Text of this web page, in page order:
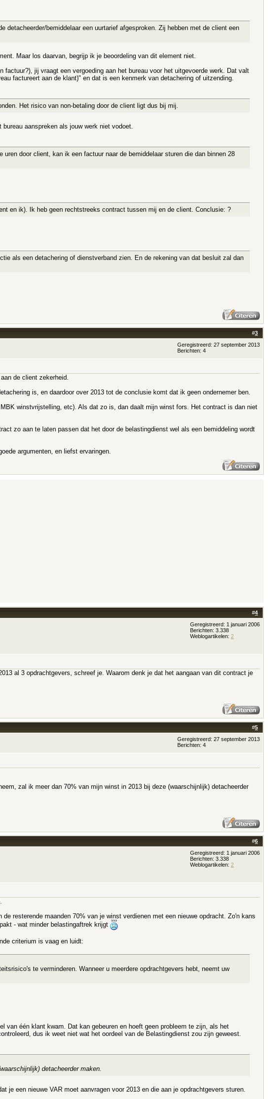
bemiddelaar een uurtarief afgesproken. Zij hebben met de client een
Maar los daarvan, begrijp ik je beoordeling van dit element niet.
jij vraagt een vergoeding aan het bureau voor het uitgevoerde werk. Dat valt
factureert aan de klant)" en dat is een kenmerk van detachering of uitzending.
Het risico van non-betaling door de client ligt dus bij mij.
aanspreken als jouw werk niet vodoet.
door client, kan ik een factuur naar de bemiddelaar sturen die dan binnen 28
en ik). Ik heb geen rechtstreeks contract tussen mij en de client. Conclusie: ?
als een detachering of dienstverband zien. En de rekening van dat besluit zal dan
#3
Geregistreerd: 27 september 2013
Berichten: 4
de client zekerheid.
is, en daardoor over 2013 tot de conclusie komt dat ik geen ondernemer ben.
winstvrijstelling, etc). Als dat zo is, dan daalt mijn winst fors. Het contract is dan niet
zo aan te laten passen dat het door de belastingdienst wel als een bemiddeling wordt
argumenten, en liefst ervaringen.
#4
Geregistreerd: 1 januari 2006
Berichten: 3.338
Weblogartikelen: 2
al 3 opdrachtgevers, schreef je. Waarom denk je dat het aangaan van dit contract je
#5
Geregistreerd: 27 september 2013
Berichten: 4
zal ik meer dan 70% van mijn winst in 2013 bij deze (waarschijnlijk) detacheerder
#6
Geregistreerd: 1 januari 2006
Berichten: 3.338
Weblogartikelen: 2
resterende maanden 70% van je winst verdienen met een nieuwe opdracht. Zo'n kans
- wat minder belastingaftrek krijgt
criterium is vaag en luidt:
te verminderen. Wanneer u meerdere opdrachtgevers hebt, neemt uw
van één klant kwam. Dat kan gebeuren en hoeft geen probleem te zijn, als het
dus ik weet niet wat het oordeel van de Belastingdienst zou zijn geweest.
detacheerder maken.
je een nieuwe VAR moet aanvragen voor 2013 en die aan je opdrachtgevers sturen.